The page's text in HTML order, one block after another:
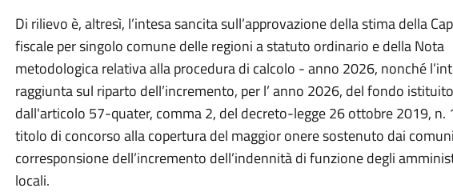
Di rilievo è, altresì, l’intesa sancita sull’approvazione della stima della
fiscale per singolo comune delle regioni a statuto ordinario e della Nota
metodologica relativa alla procedura di calcolo - anno 2026, nonché
raggiunta sul riparto dell’incremento, per l’ anno 2026, del fondo istituito
dall'articolo 57-quater, comma 2, del decreto-legge 26 ottobre 2019, n.
titolo di concorso alla copertura del maggior onere sostenuto dai
corresponsione dell’incremento dell’indennità di funzione degli
locali.